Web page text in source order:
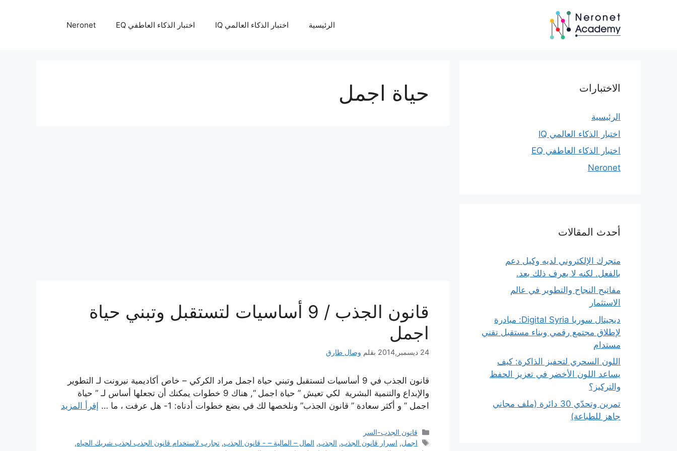
الرئيسية اختبار الذكاء العالمي IQ اختبار الذكاء العاطفي EQ Neronet
حياة اجمل
قانون الجذب / 9 أساسيات لتستقبل وتبني حياة
اجمل
24 ديسمبر,2014 بقلم وصال طارق
قانون الجذب في 9 أساسيات لتستقبل وتبني حياة اجمل مراد الكركي – خاص أكاديمية نيرونت لـ التطوير
والإبداع والتنمية البشرية لكي تعيش ” حياة اجمل “, هناك 9 خطوات يمكنك أن تجعلها أساس لـ ” حياة
اجمل ” و أكثر سعادة ” قانون الجذب” ونلخصها لك في بضع خطوات أدناه: 1- هل عرفت ، ما …
إقرأ المزيد
التصنيفات
قانون الجذب-السر
الوسوم
اجمل, اسرار قانون الجذب, الجذب, المال – المالية – - قانون الجذب,تجارب لاستخدام قانون الجذب لجذب شريك الحياه,
الاختبارات
الرئيسية
اختبار الذكاء العالمي IQ
اختبار الذكاء العاطفي EQ
Neronet
أحدث المقالات
متجرك الإلكتروني لديه وكيل دعم
بالفعل. لكنه لا يعرف ذلك بعد.
مفاتيح النجاح والتطوير في عالم
الاستثمار
ديجيتال سوريا Digital Syria: مبادرة
لإطلاق مجتمع رقمي وبناء مستقبل تقني
مستدام
اللون السحري لتحفيز الذاكرة: كيف
يساعد اللون الأخضر في تعزيز الحفظ
والتركيز؟
تمرين وتحدّي 30 دائرة (ملف مجاني
جاهز للطباعة)